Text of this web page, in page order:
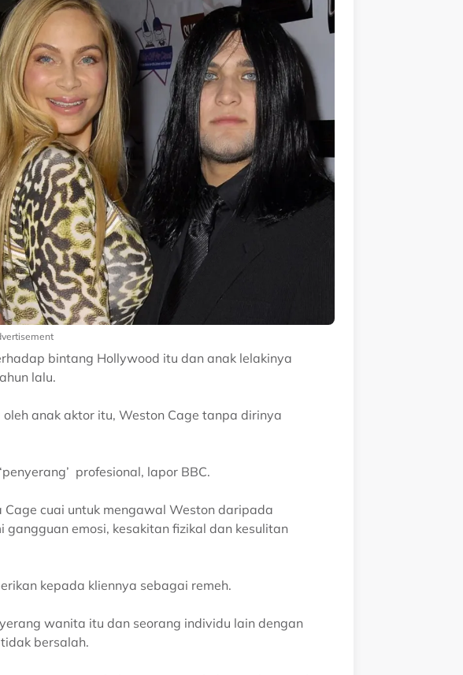
bintang Hollywood itu dan anak lelakinya
lalu.
anak aktor itu, Weston Cage tanpa dirinya
profesional, lapor BBC.
cuai untuk mengawal Weston daripada
emosi, kesakitan fizikal dan kesulitan
kepada kliennya sebagai remeh.
wanita itu dan seorang individu lain dengan
bersalah.